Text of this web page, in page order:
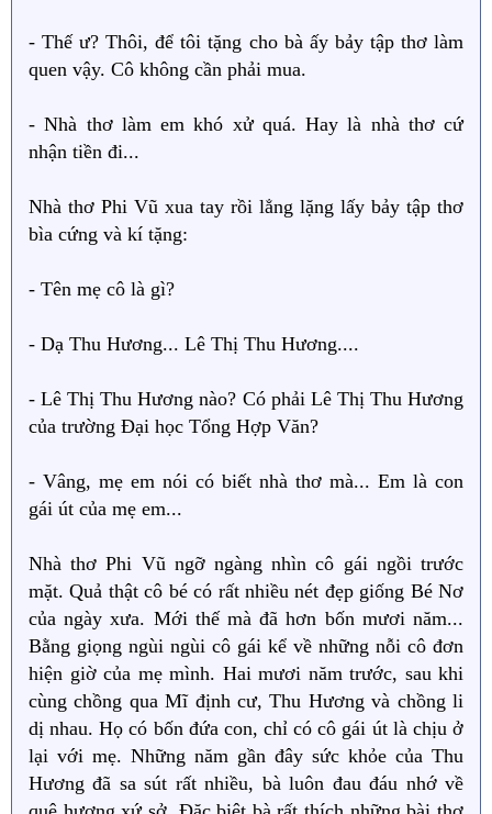
- Thế ư? Thôi, để tôi tặng cho bà ấy bảy tập thơ làm
quen vậy. Cô không cần phải mua.
- Nhà thơ làm em khó xử quá. Hay là nhà thơ cứ
nhận tiền đi...
Nhà thơ Phi Vũ xua tay rồi lẳng lặng lấy bảy tập thơ
bìa cứng và kí tặng:
- Tên mẹ cô là gì?
- Dạ Thu Hương... Lê Thị Thu Hương....
- Lê Thị Thu Hương nào? Có phải Lê Thị Thu Hương
của trường Đại học Tổng Hợp Văn?
- Vâng, mẹ em nói có biết nhà thơ mà... Em là con
gái út của mẹ em...
Nhà thơ Phi Vũ ngỡ ngàng nhìn cô gái ngồi trước
mặt. Quả thật cô bé có rất nhiều nét đẹp giống Bé Nơ
của ngày xưa. Mới thế mà đã hơn bốn mươi năm...
Bằng giọng ngùi ngùi cô gái kể về những nỗi cô đơn
hiện giờ của mẹ mình. Hai mươi năm trước, sau khi
cùng chồng qua Mĩ định cư, Thu Hương và chồng li
dị nhau. Họ có bốn đứa con, chỉ có cô gái út là chịu ở
lại với mẹ. Những năm gần đây sức khỏe của Thu
Hương đã sa sút rất nhiều, bà luôn đau đáu nhớ về